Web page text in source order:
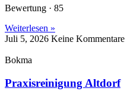
Bewertung · 85
Weiterlesen »
Juli 5, 2026 Keine Kommentare
Bokma
Praxisreinigung Altdorf